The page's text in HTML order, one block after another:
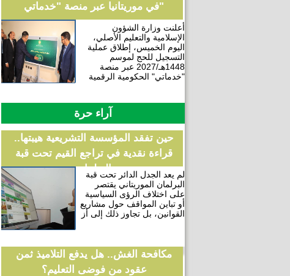
في موريتانيا عبر منصة "خدماتي"
أعلنت وزارة الشؤون
الإسلامية والتعليم الأصلي،
اليوم الخميس، إطلاق عملية
التسجيل للحج لموسم
1448هـ/2027 عبر منصة
"خدماتي" الحكومية الرقمية
آراء حرة
حين تفقد المؤسسة التشريعية هيبتها..
قراءة نقدية في تراجع القيم تحت قبة
البرلمان
لم يعد الجدل الدائر تحت قبة
البرلمان الموريتاني يقتصر
على اختلاف الرؤى السياسية
أو تباين المواقف حول مشاريع
القوانين، بل تجاوز ذلك إلى أز
مكافحة الغش.. هل يدفع التلاميذ ثمن
عقود من فوضى التعليم؟